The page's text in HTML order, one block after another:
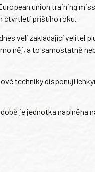
union training
čtvrtletí příštího roku.
velí zakládající velitel
něj, a to samostatně
techniky disponují
je jednotka naplněna